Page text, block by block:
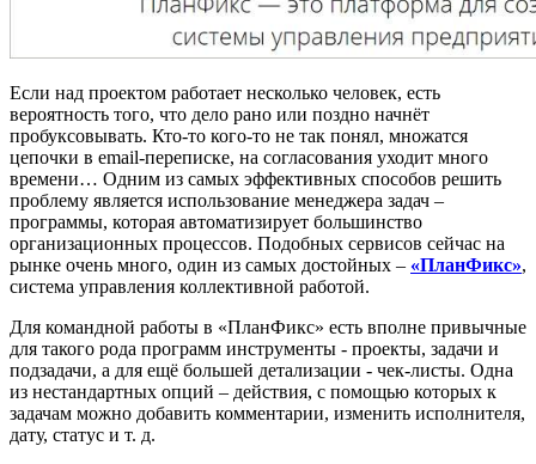
Если над проектом работает несколько человек, есть
вероятность того, что дело рано или поздно начнёт
пробуксовывать. Кто-то кого-то не так понял, множатся
цепочки в email-переписке, на согласования уходит много
времени… Одним из самых эффективных способов решить
проблему является использование менеджера задач –
программы, которая автоматизирует большинство
организационных процессов. Подобных сервисов сейчас на
рынке очень много, один из самых достойных – «ПланФикс»,
система управления коллективной работой.
Для командной работы в «ПланФикс» есть вполне привычные
для такого рода программ инструменты - проекты, задачи и
подзадачи, а для ещё большей детализации - чек-листы. Одна
из нестандартных опций – действия, с помощью которых к
задачам можно добавить комментарии, изменить исполнителя,
дату, статус и т. д.